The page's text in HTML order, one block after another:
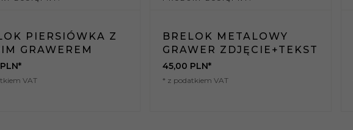
PIERSIÓWKA Z
GRAWEREM
PLN*
VAT
BRELOK METALOWY
GRAWER ZDJĘCIE+TEKST
45,00 PLN*
* z podatkiem VAT